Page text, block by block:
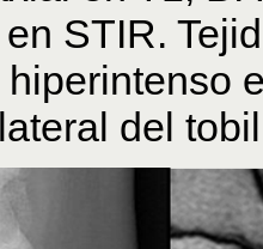
STIR.
hiperintenso
del